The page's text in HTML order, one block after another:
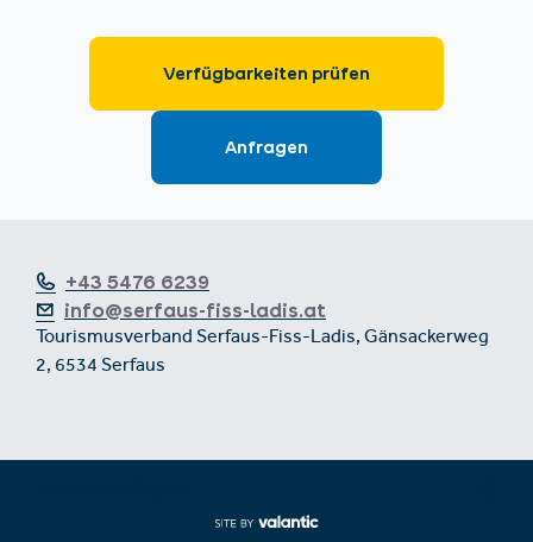
+43 5476 6239
info@serfaus-fiss-ladis.at
Tourismusverband Serfaus-Fiss-Ladis, Gänsackerweg
2, 6534 Serfaus